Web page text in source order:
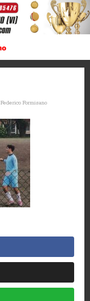
Federico Formisano